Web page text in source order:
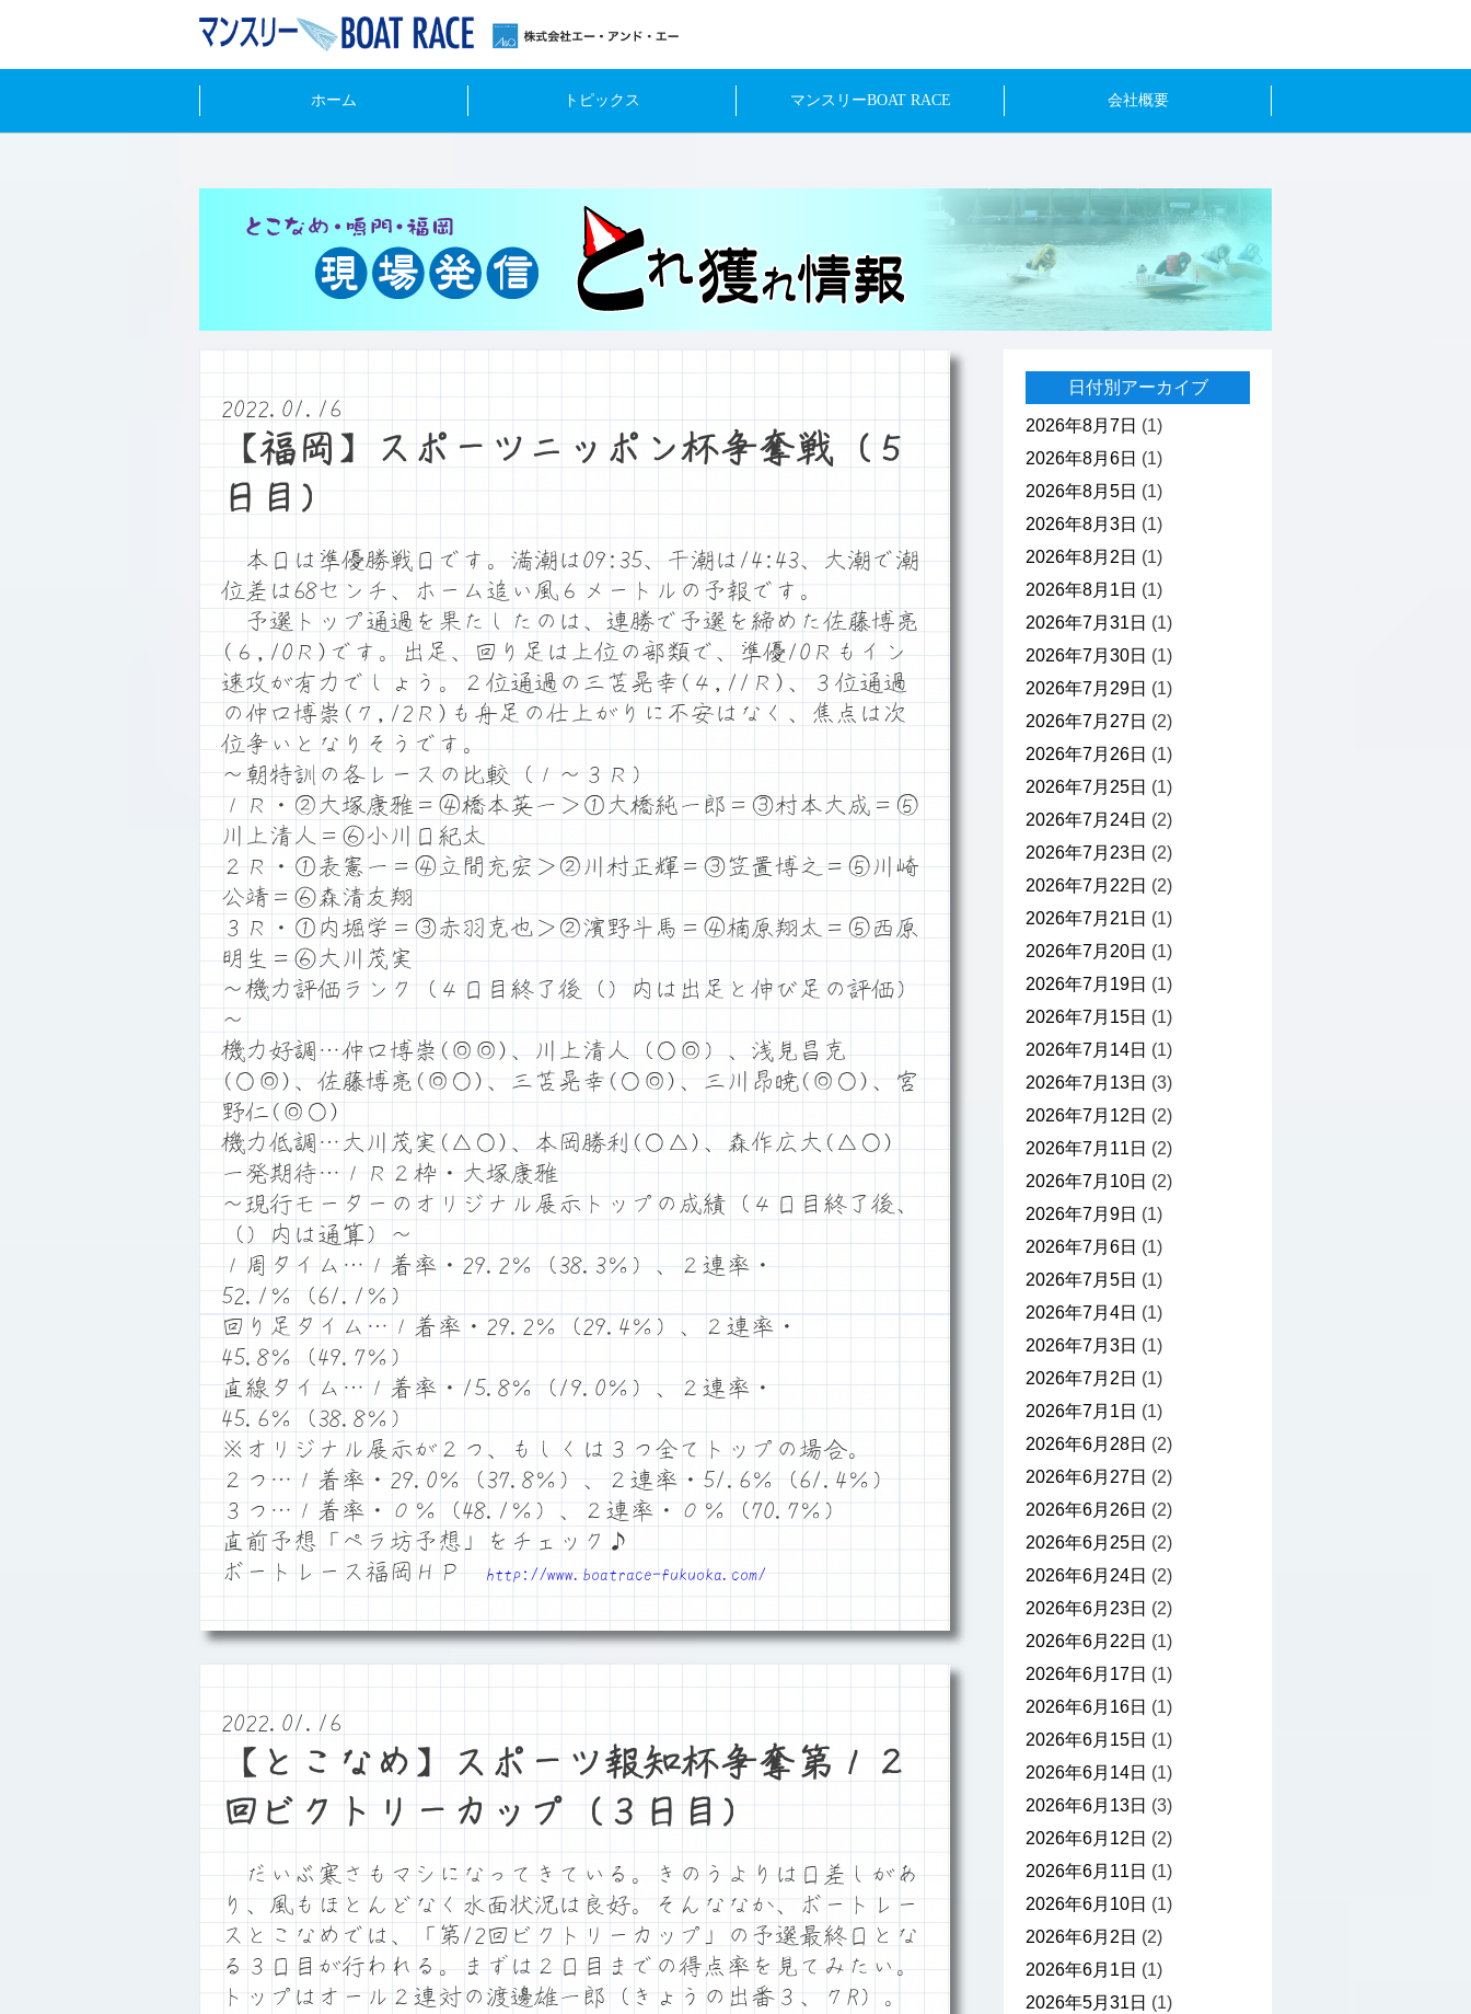
ホーム トピックス マンスリーBOAT RACE 会社概要
2022.01.16
【福岡】スポーツニッポン杯争奪戦（５
日目）
本日は準優勝戦日です。満潮は09:35、干潮は14:43、大潮で潮
位差は68センチ、ホーム追い風６メートルの予報です。
予選トップ通過を果たしたのは、連勝で予選を締めた佐藤博亮
(６,10Ｒ)です。出足、回り足は上位の部類で、準優10Ｒもイン
速攻が有力でしょう。２位通過の三苫晃幸(４,11Ｒ)、３位通過
の仲口博崇(７,12Ｒ)も舟足の仕上がりに不安はなく、焦点は次
位争いとなりそうです。
～朝特訓の各レースの比較（１～３Ｒ）
１Ｒ・②大塚康雅＝④橋本英一＞①大橋純一郎＝③村本大成＝⑤
川上清人＝⑥小川日紀太
２Ｒ・①表憲一＝④立間充宏＞②川村正輝＝③笠置博之＝⑤川崎
公靖＝⑥森清友翔
３Ｒ・①内堀学＝③赤羽克也＞②濱野斗馬＝④楠原翔太＝⑤西原
明生＝⑥大川茂実
～機力評価ランク（４日目終了後（）内は出足と伸び足の評価）
～
機力好調…仲口博崇(◎◎)、川上清人（○◎）、浅見昌克
(○◎)、佐藤博亮(◎○)、三苫晃幸(○◎)、三川昂暁(◎○)、宮
野仁(◎○)
機力低調…大川茂実(△○)、本岡勝利(○△)、森作広大(△○)
一発期待…１Ｒ２枠・大塚康雅
～現行モーターのオリジナル展示トップの成績（４日目終了後、
（）内は通算）～
１周タイム…１着率・29.2％（38.3％）、２連率・
52.1％（61.1％）
回り足タイム…１着率・29.2％（29.4％）、２連率・
45.8％（49.7％）
直線タイム…１着率・15.8％（19.0％）、２連率・
45.6％（38.8％）
※オリジナル展示が２つ、もしくは３つ全てトップの場合。
２つ…１着率・29.0％（37.8％）、２連率・51.6％（61.4％）
３つ…１着率・０％（48.1％）、２連率・０％（70.7％）
直前予想「ペラ坊予想」をチェック♪
ボートレース福岡ＨＰ
http://www.boatrace-fukuoka.com/
2022.01.16
【とこなめ】スポーツ報知杯争奪第１２
回ビクトリーカップ（３日目）
だいぶ寒さもマシになってきている。きのうよりは日差しがあ
り、風もほとんどなく水面状況は良好。そんななか、ボートレー
スとこなめでは、「第12回ビクトリーカップ」の予選最終日とな
る３日目が行われる。まずは２日目までの得点率を見てみたい。
トップはオール２連対の渡邊雄一郎（きょうの出番３、７R）。
日付別アーカイブ
2026年8月7日 (1)
2026年8月6日 (1)
2026年8月5日 (1)
2026年8月3日 (1)
2026年8月2日 (1)
2026年8月1日 (1)
2026年7月31日 (1)
2026年7月30日 (1)
2026年7月29日 (1)
2026年7月27日 (2)
2026年7月26日 (1)
2026年7月25日 (1)
2026年7月24日 (2)
2026年7月23日 (2)
2026年7月22日 (2)
2026年7月21日 (1)
2026年7月20日 (1)
2026年7月19日 (1)
2026年7月15日 (1)
2026年7月14日 (1)
2026年7月13日 (3)
2026年7月12日 (2)
2026年7月11日 (2)
2026年7月10日 (2)
2026年7月9日 (1)
2026年7月6日 (1)
2026年7月5日 (1)
2026年7月4日 (1)
2026年7月3日 (1)
2026年7月2日 (1)
2026年7月1日 (1)
2026年6月28日 (2)
2026年6月27日 (2)
2026年6月26日 (2)
2026年6月25日 (2)
2026年6月24日 (2)
2026年6月23日 (2)
2026年6月22日 (1)
2026年6月17日 (1)
2026年6月16日 (1)
2026年6月15日 (1)
2026年6月14日 (1)
2026年6月13日 (3)
2026年6月12日 (2)
2026年6月11日 (1)
2026年6月10日 (1)
2026年6月2日 (2)
2026年6月1日 (1)
2026年5月31日 (1)